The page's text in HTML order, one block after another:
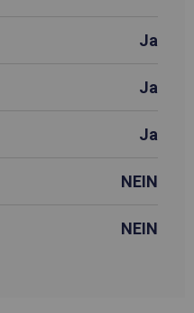
Ja
Ja
Ja
NEIN
NEIN